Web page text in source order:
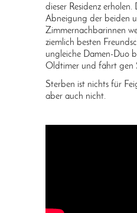
dieser Residenz
Abneigung der beiden
Zimmernachbarinnen
ziemlich besten
ungleiche Damen-Duo
Oldtimer und fährt gen
Sterben ist nichts für
aber auch nicht.